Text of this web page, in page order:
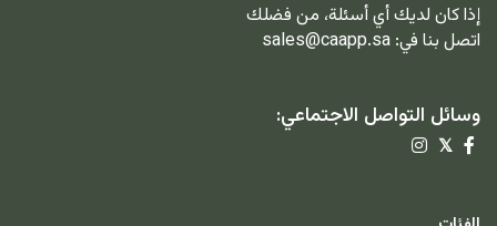
إذا كان لديك أي أسئلة، من فضلك
اتصل بنا في: sales@caapp.sa
وسائل التواصل الاجتماعي:
𝕏